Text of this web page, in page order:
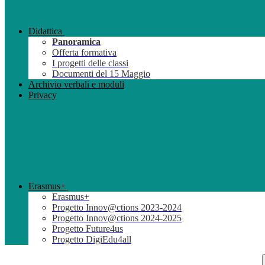
Didattica
Panoramica
Offerta formativa
I progetti delle classi
Documenti del 15 Maggio
Archivio verbali e moduli
Privacy
Erasmus+
Erasmus+
Progetto Innov@ctions 2023-2024
Progetto Innov@ctions 2024-2025
Progetto Future4us
Progetto DigiEdu4all